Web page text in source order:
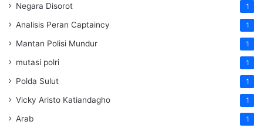
Negara Disorot 1
Analisis Peran Captaincy 1
Mantan Polisi Mundur 1
mutasi polri 1
Polda Sulut 1
Vicky Aristo Katiandagho 1
Arab 1